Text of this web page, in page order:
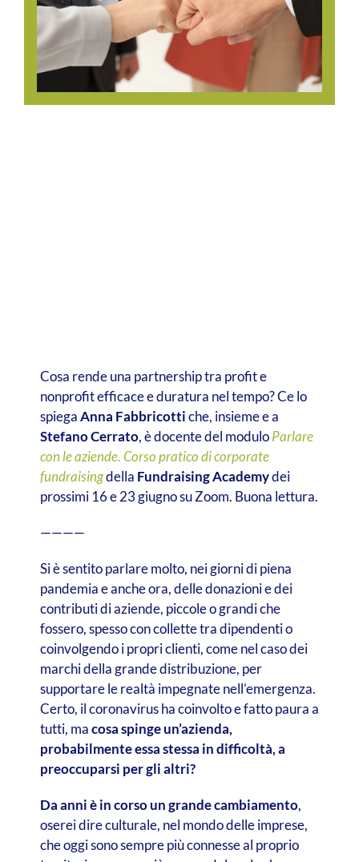
Cosa rende una partnership tra profit e
nonprofit efficace e duratura nel tempo? Ce lo
spiegaAnna Fabbricottiche, insieme e a
Stefano Cerrato, è docente del moduloParlare
con le aziende. Corso pratico di corporate
fundraisingdella Fundraising Academydei
prossimi 16 e 23 giugno su Zoom. Buona lettura.
————
Si è sentito parlare molto, nei giorni di piena
pandemia e anche ora, delle donazioni e dei
contributi di aziende, piccole o grandi che
fossero, spesso con collette tra dipendenti o
coinvolgendo i propri clienti, come nel caso dei
marchi della grande distribuzione, per
supportare le realtà impegnate nell’emergenza.
Certo, il coronavirus ha coinvolto e fatto paura a
tutti, macosa spinge un’azienda,
probabilmente essa stessa in difficoltà, a
preoccuparsi per gli altri?
Da anni è in corso un grande cambiamento,
oserei dire culturale, nel mondo delle imprese,
che oggi sono sempre più connesse al proprio